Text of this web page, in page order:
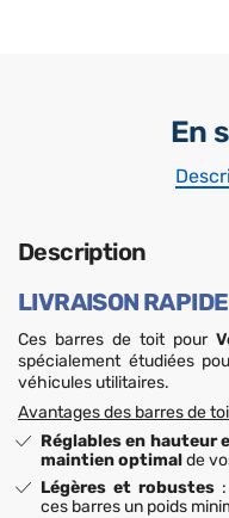
En
Description
LIVRAISON
Ces barres de toit pour
spécialement étudiées
véhicules utilitaires.
Avantages des barres de
Réglables en hauteur
maintien optimalde
Légères et robustes
ces barres un poids